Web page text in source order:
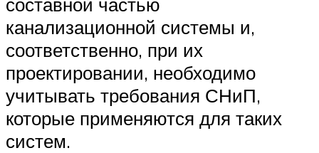
канализационной системы и,
соответственно, при их
проектировании, необходимо
учитывать требования СНиП,
которые применяются для таких
систем.